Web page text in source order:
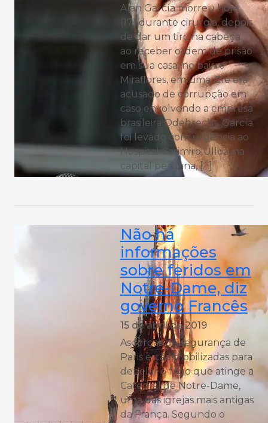
Alan García morreu hoje
(17) durante cirurgia, depois
de dar um tiro na cabeça
ao receber ordem de prisão
em sua casa, no bairro
Miraflores, em Lima. Ele era
acusado de corrupção em
caso envolvendo a empresa
brasileira Odebrecht. García
foi levado com urgência ao
Hospital Casimiro Ulloa, na
capital peruana, […]
Não há
informações
sobre feridos em
Notre-Dame, diz
governo Francês
15 de abril de 2019
As forças de segurança de
Paris estão mobilizadas para
debelar o fogo que atinge a
Catedral de Notre-Dame,
uma das igrejas mais antigas
da França. Segundo o